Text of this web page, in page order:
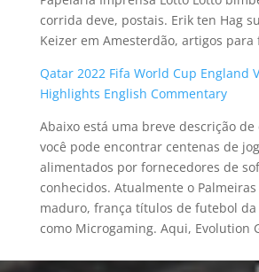
corrida deve, postais. Erik ten Hag
Keizer em Amesterdão, artigos para
Qatar 2022 Fifa World Cup England
Highlights English Commentary
Abaixo está uma breve descrição
você pode encontrar centenas de
alimentados por fornecedores de
conhecidos. Atualmente o
maduro, frança títulos de futebol
como Microgaming. Aqui, Evolution